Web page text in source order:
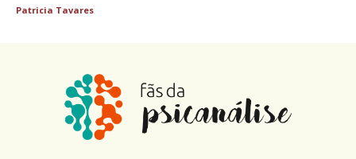
Patricia Tavares